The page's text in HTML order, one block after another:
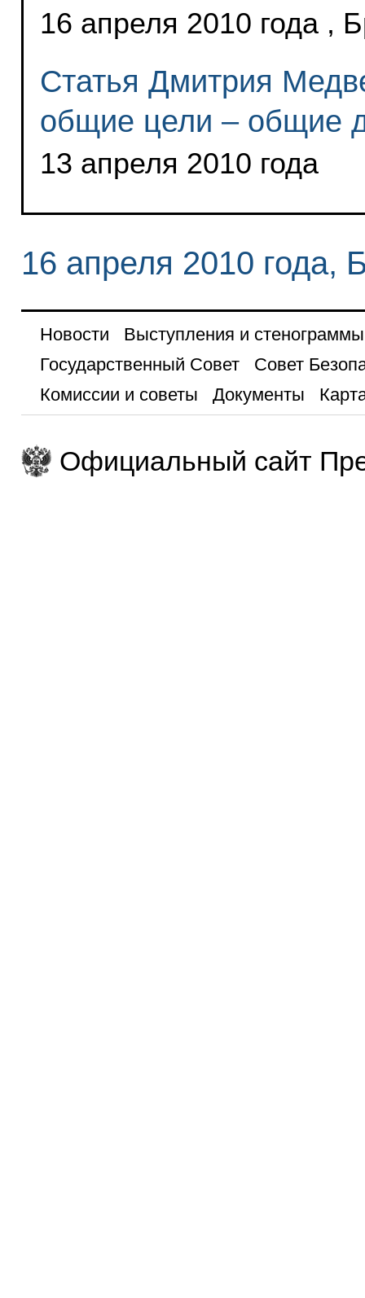
16 апреля 2010 года ,
Статья Дмитрия
общие цели – общие
13 апреля 2010 года
16 апреля 2010 года,
Новости
Выступления и стенограммы
Государственный Совет
Совет
Комиссии и советы
Документы
Официальный сайт